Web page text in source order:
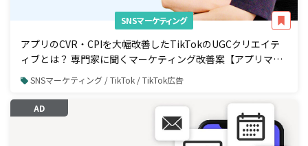
SNSマーケティング
アプリのCVR・CPIを大幅改善したTikTokのUGCクリエイテ
ィブとは？ 専門家に聞くマーケティング改善案【アプリマー
ケティング編】
SNSマーケティング / TikTok / TikTok広告
AD